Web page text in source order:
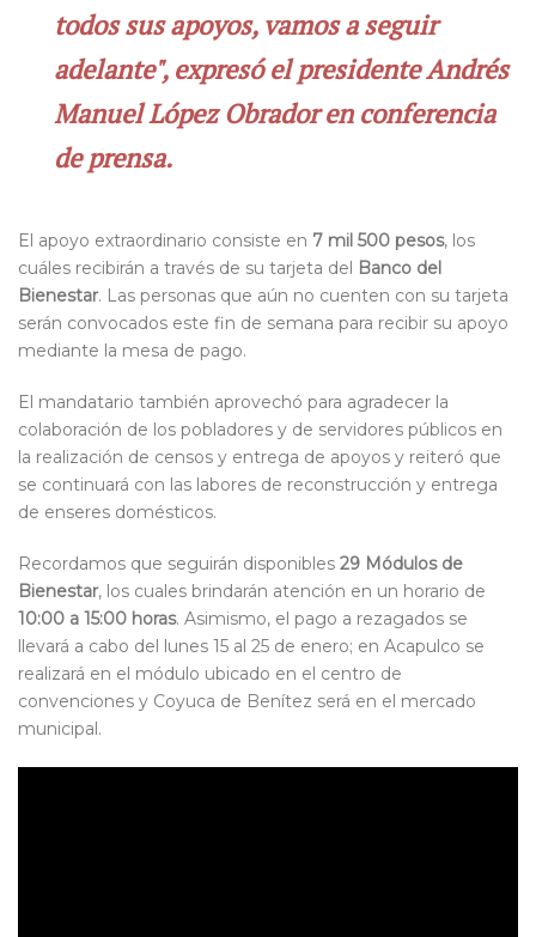
todos sus apoyos, vamos a seguir
adelante", expresó el presidente Andrés
Manuel López Obrador en conferencia
de prensa.
El apoyo extraordinario consiste en 7 mil 500 pesos, los
cuáles recibirán a través de su tarjeta del
Banco del
Bienestar. Las personas que aún no cuenten con su tarjeta
serán convocados este fin de semana para recibir su apoyo
mediante la mesa de pago.
El mandatario también aprovechó para agradecer la
colaboración de los pobladores y de servidores públicos en
la realización de censos y entrega de apoyos y reiteró que
se continuará con las labores de reconstrucción y entrega
de enseres domésticos.
Recordamos que seguirán disponibles 29 Módulos de
Bienestar, los cuales brindarán atención en un horario de
10:00 a 15:00 horas. Asimismo, el pago a rezagados se
llevará a cabo del lunes 15 al 25 de enero; en Acapulco se
realizará en el módulo ubicado en el centro de
convenciones y Coyuca de Benítez será en el mercado
municipal.